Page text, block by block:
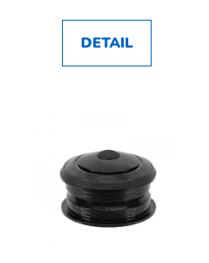
DETAIL